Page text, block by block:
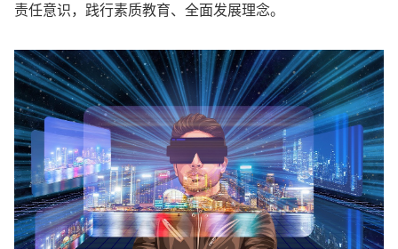
责任意识，践行素质教育、全面发展理念。